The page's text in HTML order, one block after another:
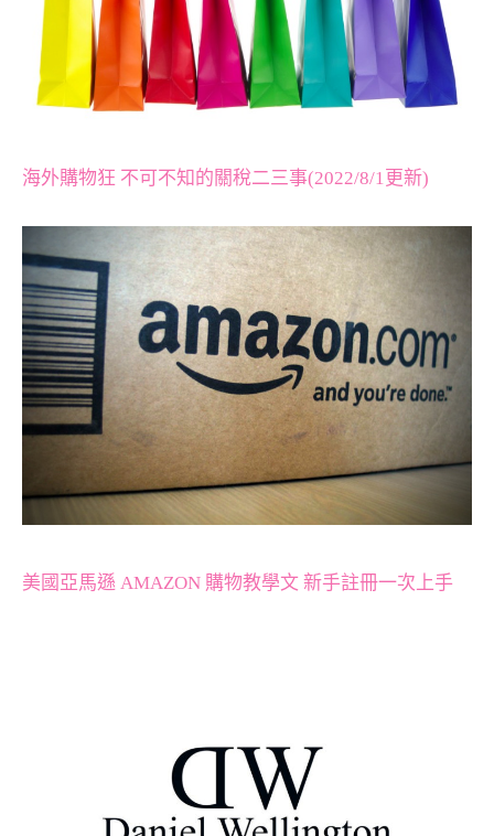
海外購物狂 不可不知的關稅二三事(2022/8/1更新)
美國亞馬遜 AMAZON 購物教學文 新手註冊一次上手